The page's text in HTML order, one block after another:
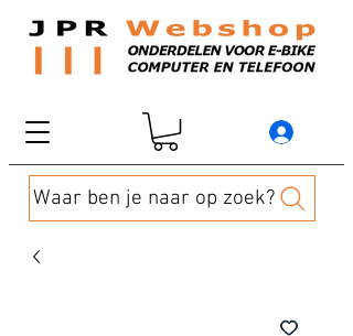
Waar ben je naar op zoek?